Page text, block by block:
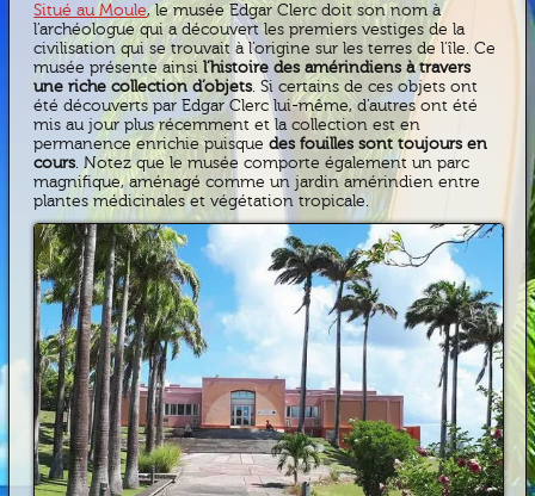
Situé au Moule, le musée Edgar Clerc doit son nom à
l’archéologue qui a découvert les premiers vestiges de la
civilisation qui se trouvait à l’origine sur les terres de l’île. Ce
musée présente ainsil’histoire des amérindiens à travers
une riche collection d’objets. Si certains de ces objets ont
été découverts par Edgar Clerc lui-même, d’autres ont été
mis au jour plus récemment et la collection est en
permanence enrichie puisque des fouilles sont toujours en
cours. Notez que le musée comporte également un parc
magnifique, aménagé comme un jardin amérindien entre
plantes médicinales et végétation tropicale.